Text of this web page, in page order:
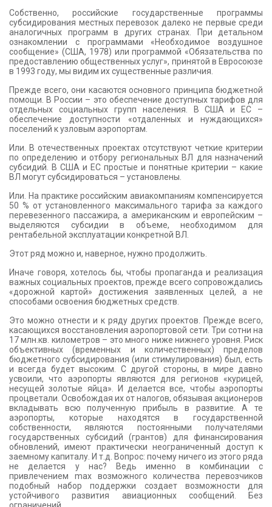
Собственно, российские государственные программы
субсидирования местных перевозок далеко не первые среди
аналогичных программ в других странах. При детальном
ознакомлении с программами «Необходимое воздушное
сообщение» (США, 1978) или программой «Обязательства по
предоставлению общественных услуг», принятой в Евросоюзе
в 1993 году, мы видим их существенные различия.
Прежде всего, они касаются основного принципа бюджетной
помощи. В России – это обеспечение доступных тарифов для
отдельных социальных групп населения. В США и ЕС –
обеспечение доступности «отдаленных и нуждающихся»
поселений к узловым аэропортам.
Или. В отечественных проектах отсутствуют четкие критерии
по определению и отбору региональных ВЛ для назначений
субсидий. В США и ЕС простые и понятные критерии – какие
ВЛ могут субсидироваться – установлены.
Или. На практике российским авиакомпаниям компенсируется
50 % от установленного максимального тарифа за каждого
перевезенного пассажира, а американским и европейским –
выделяются субсидии в объеме, необходимом для
рентабельной эксплуатации конкретной ВЛ.
Этот ряд можно и, наверное, нужно продолжить.
Иначе говоря, хотелось бы, чтобы пропаганда и реализация
важных социальных проектов, прежде всего сопровождались
«дорожной картой» достижения заявленных целей, а не
способами освоения бюджетных средств.
Это можно отнести и к ряду других проектов. Прежде всего,
касающихся восстановления аэропортовой сети. Три сотни на
17 млн.кв. километров – это много ниже нижнего уровня. Риск
объективных (временных и количественных) пределов
бюджетного субсидирования (или стимулирования) был, есть
и всегда будет высоким. С другой стороны, в мире давно
усвоили, что аэропорты являются для регионов «курицей,
несущей золотые яйца». И делается все, чтобы аэропорты
процветали. Освобождая их от налогов, обязывая акционеров
вкладывать всю полученную прибыль в развитие. А те
аэропорты, которые находятся в государственной
собственности, являются постоянными получателями
государственных субсидий (грантов) для финансирования
обновлений, имеют практически неограниченный доступ к
заемному капиталу. И т.д. Вопрос: почему ничего из этого ряда
не делается у нас? Ведь именно в комбинации с
привлечением max возможного количества перевозчиков
подобный набор поддержки создает возможности для
устойчивого развития авиационных сообщений. Без